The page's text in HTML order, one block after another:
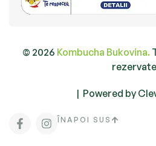
© 2026 Kombucha Bukovina.
| Powered by
ÎNAPOI SUS